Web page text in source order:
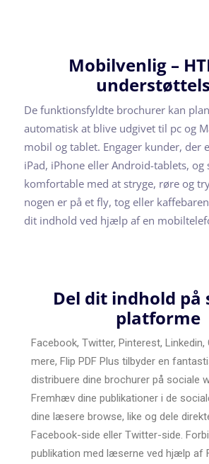
Mobilvenlig –
De funktionsfyldte brochurer kan
automatisk at blive udgivet til pc og
mobil og tablet. Engager kunder, der
iPad, iPhone eller Android-tablets, og
komfortable med at stryge, røre og
nogen er på et fly, tog eller
dit indhold ved hjælp af en
Del dit indhold på
platforme
Facebook, Twitter, Pinterest, Linkedin,
mere, Flip PDF Plus tilbyder en
distribuere dine brochurer på sociale
Fremhæv dine publikationer i de
dine læsere browse, like og dele
Facebook-side eller Twitter-side.
publikation med læserne ved hjælp af